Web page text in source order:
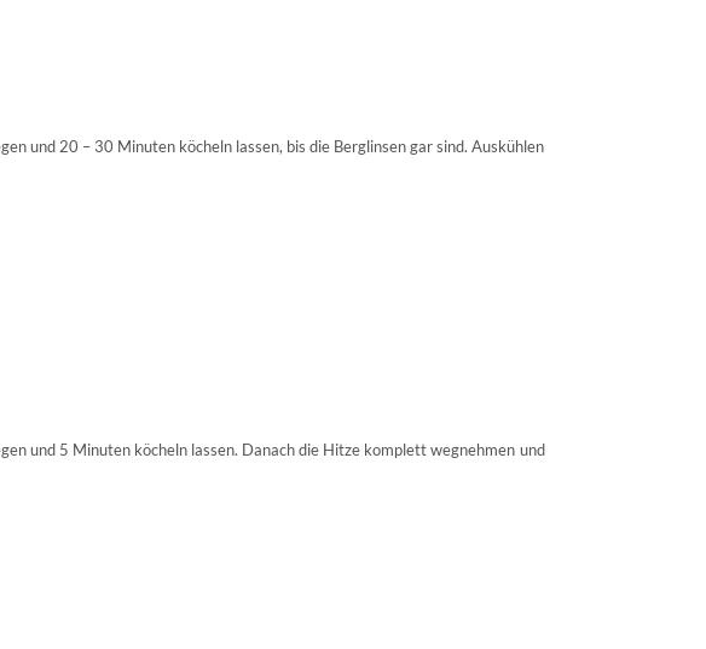
und 20 – 30 Minuten köcheln lassen, bis die Berglinsen gar sind. Auskühlen
und 5 Minuten köcheln lassen. Danach die Hitze komplett wegnehmen und